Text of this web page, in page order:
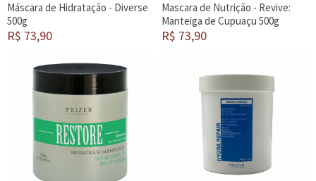
Máscara de Hidratação - Diverse
500g
R$ 73,90
Mascara de Nutrição - Revive:
Manteiga de Cupuaçu 500g
R$ 73,90